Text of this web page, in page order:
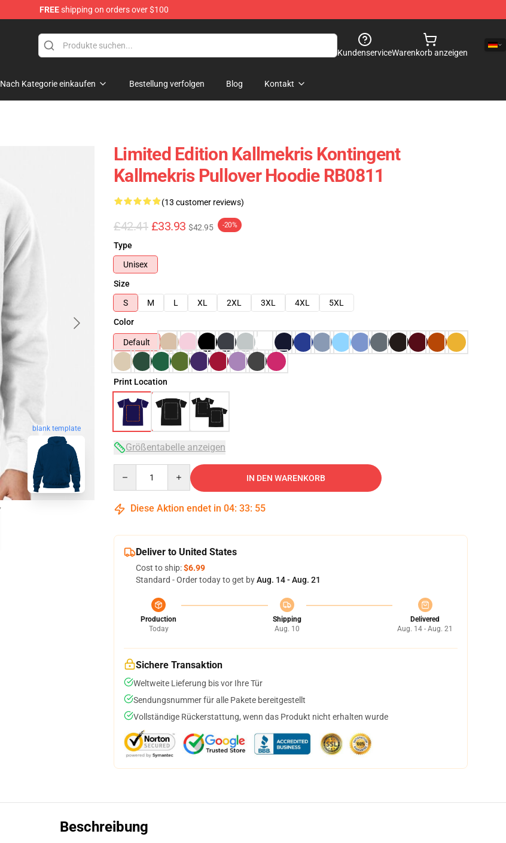
FREEshipping on orders over $100
KundenserviceWarenkorb anzeigen
Nach Kategorie einkaufen Bestellung verfolgen Blog Kontakt
blank template
Limited Edition Kallmekris Kontingent
Kallmekris Pullover Hoodie RB0811
(13 customer reviews)
£42.41 £33.93 $42.95 -20%
Type
Unisex
Size
S
M L XL 2XL 3XL 4XL
5XL
Color
Default
Print Location
Größentabelle anzeigen
IN DEN WARENKORB
Diese Aktion endet in 04: 33: 54
Deliver to United States
Cost to ship:$6.99
Standard - Order today to get byAug. 14 - Aug. 21
Production
Today
Shipping
Aug. 10
Delivered
Aug. 14 - Aug. 21
Sichere Transaktion
Weltweite Lieferung bis vor Ihre Tür
Sendungsnummer für alle Pakete bereitgestellt
Vollständige Rückerstattung, wenn das Produkt nicht erhalten wurde
Beschreibung